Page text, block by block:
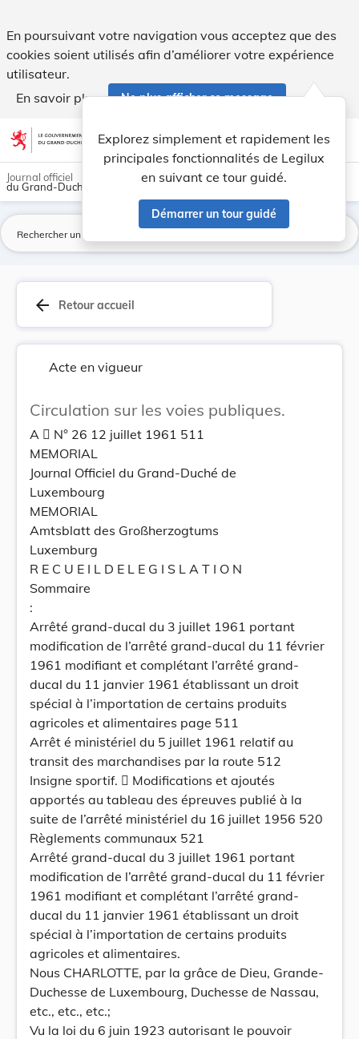
En poursuivant votre navigation vous acceptez que des
cookies soient utilisés afin d’améliorer votre expérience
utilisateur.
En savoir plus
Ne plus afficher ce message
Aller au contenu account_circle help Aide
Explorez simplement et rapidement les
principales fonctionnalités de Legilux
en suivant ce tour guidé.
Démarrer un tour guidé
light_mode dark_mode
Journal officiel
du Grand-Duché de Luxembourg
arrow_back Retour accueil
Acte en vigueur
Circulation sur les voies publiques.
A  N° 26 12 juillet 1961 511
MEMORIAL
Journal Officiel du Grand-Duché de
Luxembourg
MEMORIAL
Amtsblatt des Großherzogtums
Luxemburg
R E C U E I L D E L E G I S L A T I O N
Sommaire
:
Arrêté grand-ducal du 3 juillet 1961 portant
modification de l’arrêté grand-ducal du 11 février
1961 modifiant et complétant l’arrêté grand-
ducal du 11 janvier 1961 établissant un droit
spécial à l’importation de certains produits
agricoles et alimentaires page 511
Arrêt é ministériel du 5 juillet 1961 relatif au
transit des marchandises par la route 512
Insigne sportif.  Modifications et ajoutés
apportés au tableau des épreuves publié à la
suite de l’arrêté ministériel du 16 juillet 1956 520
Règlements communaux 521
Arrêté grand-ducal du 3 juillet 1961 portant
modification de l’arrêté grand-ducal du 11 février
1961 modifiant et complétant l’arrêté grand-
ducal du 11 janvier 1961 établissant un droit
spécial à l’importation de certains produits
agricoles et alimentaires.
Nous CHARLOTTE, par la grâce de Dieu, Grande-
Duchesse de Luxembourg, Duchesse de Nassau,
etc., etc., etc.;
Vu la loi du 6 juin 1923 autorisant le pouvoir